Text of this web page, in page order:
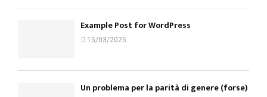
Example Post for WordPress
15/03/2025
Un problema per la parità di genere (forse)